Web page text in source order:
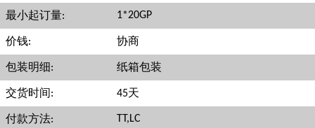
最小起订量: 1*20GP
价钱: 协商
包装明细: 纸箱包装
交货时间: 45天
付款方法: TT,LC